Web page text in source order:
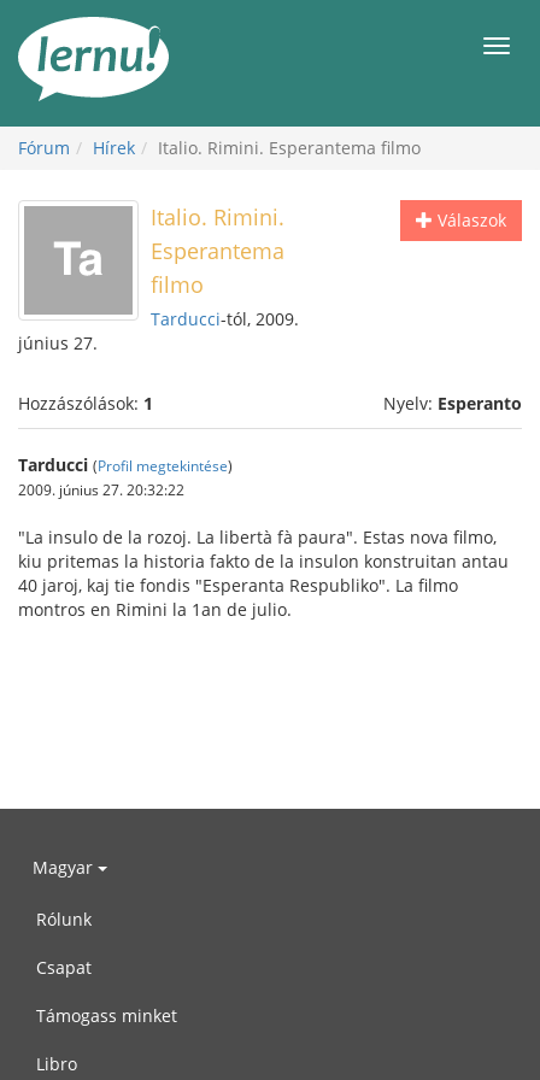
Fórum Hírek Italio. Rimini. Esperantema filmo
Válaszok
Italio. Rimini.
Esperantema
filmo
Tarducci-tól, 2009.
június 27.
Hozzászólások: 1 Nyelv: Esperanto
Tarducci (Profil megtekintése)
2009. június 27. 20:32:22
"La insulo de la rozoj. La libertà fà paura". Estas nova filmo,
kiu pritemas la historia fakto de la insulon konstruitan antau
40 jaroj, kaj tie fondis "Esperanta Respubliko". La filmo
montros en Rimini la 1an de julio.
Magyar
Rólunk
Csapat
Támogass minket
Libro